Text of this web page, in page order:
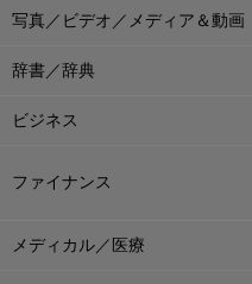
写真／ビデオ／メディア＆動画
辞書／辞典
ビジネス
ファイナンス
メディカル／医療